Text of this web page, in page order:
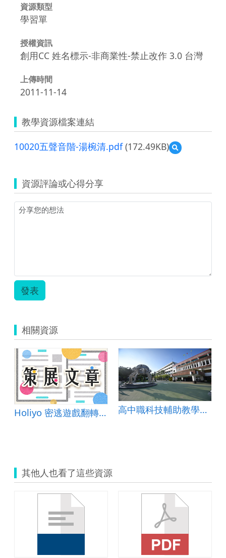
資源類型
學習單
授權資訊
創用CC 姓名標示-非商業性-禁止改作 3.0 台灣
上傳時間
2011-11-14
教學資源檔案連結
10020五聲音階-湯椀清.pdf(172.49KB)
預
覽
音
階-
資源評論或心得分享
發表
相關資源
Holiyo 密逃遊戲翻轉平臺 高中職科技輔助教學與學習教案-虎尾高中-地理科
其他人也看了這些資源